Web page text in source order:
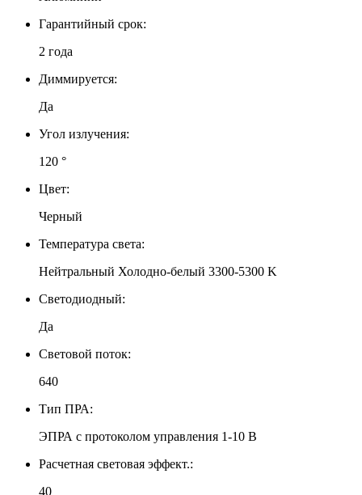
Гарантийный срок:
2 года
Диммируется:
Да
Угол излучения:
120 °
Цвет:
Черный
Температура света:
Нейтральный Холодно-белый 3300-5300 K
Светодиодный:
Да
Световой поток:
640
Тип ПРА:
ЭПРА с протоколом управления 1-10 В
Расчетная световая эффект.:
40